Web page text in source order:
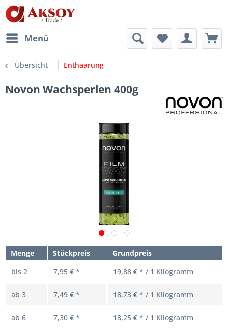
Menü
Übersicht Enthaarung
Novon Wachsperlen 400g
Menge Stückpreis
Grundpreis
bis 2 7,95 € * 19,88 € * / 1 Kilogramm
ab 3 7,49 € * 18,73 € * / 1 Kilogramm
ab 6 7,30 € * 18,25 € * / 1 Kilogramm